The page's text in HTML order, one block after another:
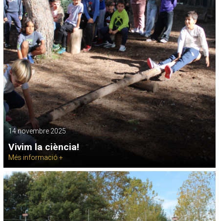
14 novembre 2025
Vivim la ciència!
Més informació +